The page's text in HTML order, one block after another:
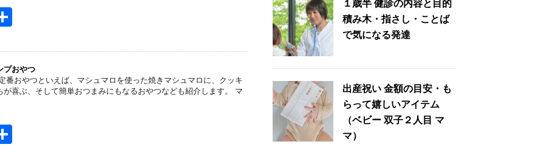
プおやつ
番おやつといえば、マシュマロを使った焼きマシュマロに、クッキ
喜ぶ、そして簡単おつまみにもなるおやつなども紹介します。 マ
１歳半 健診の内容と目的
積み木・指さし・ことば
で気になる発達
出産祝い 金額の目安・も
らって嬉しいアイテム
（ベビー 双子２人目 マ
マ）